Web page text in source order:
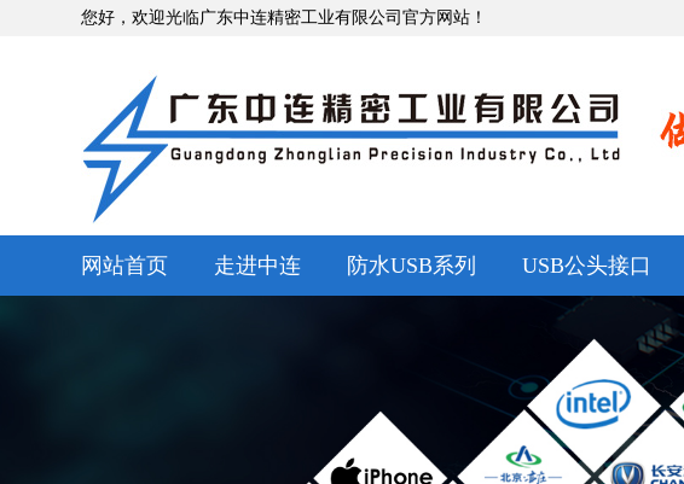
您好，欢迎光临广东中连精密工业有限公司官方网站！
网站首页 走进中连 防水USB系列 USB公头接口